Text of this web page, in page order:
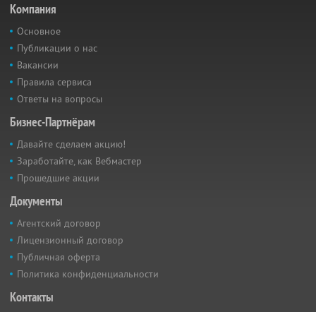
Компания
Основное
Публикации о нас
Вакансии
Правила сервиса
Ответы на вопросы
Бизнес-Партнёрам
Давайте сделаем акцию!
Заработайте, как Вебмастер
Прошедшие акции
Документы
Агентский договор
Лицензионный договор
Публичная оферта
Политика конфиденциальности
Контакты